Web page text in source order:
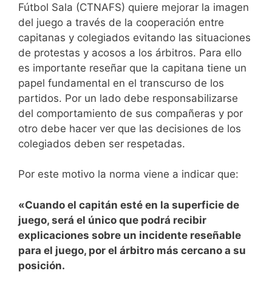
Fútbol Sala (CTNAFS) quiere mejorar la imagen
del juego a través de la cooperación entre
capitanas y colegiados evitando las situaciones
de protestas y acosos a los árbitros. Para ello
es importante reseñar que la capitana tiene un
papel fundamental en el transcurso de los
partidos. Por un lado debe responsabilizarse
del comportamiento de sus compañeras y por
otro debe hacer ver que las decisiones de los
colegiados deben ser respetadas.
Por este motivo la norma viene a indicar que:
«Cuando el capitán esté en la superficie de
juego, será el único que podrá recibir
explicaciones sobre un incidente reseñable
para el juego, por el árbitro más cercano a su
posición.